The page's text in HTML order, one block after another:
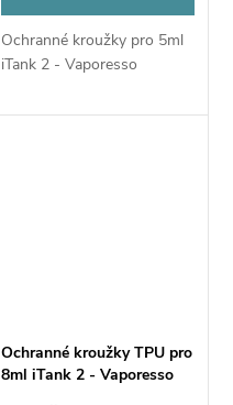
Ochranné kroužky pro 5ml
iTank 2 - Vaporesso
Ochranné kroužky TPU pro
8ml iTank 2 - Vaporesso